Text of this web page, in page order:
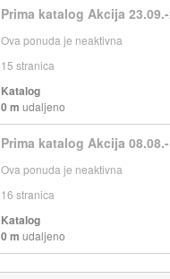
Prima katalog Akcija
Ova ponuda je neaktivna
15 stranica
Katalog
0 m udaljeno
Prima katalog Akcija
Ova ponuda je neaktivna
16 stranica
Katalog
0 m udaljeno